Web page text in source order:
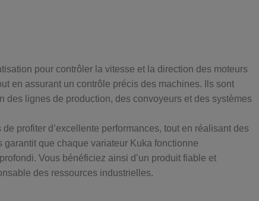
pour contrôler la vitesse et la direction des moteurs
en assurant un contrôle précis des machines. Ils sont
des lignes de production, des convoyeurs et des systèmes
profiter d’excellente performances, tout en réalisant des
que chaque variateur Kuka fonctionne
Vous bénéficiez ainsi d’un produit fiable et
des ressources industrielles.